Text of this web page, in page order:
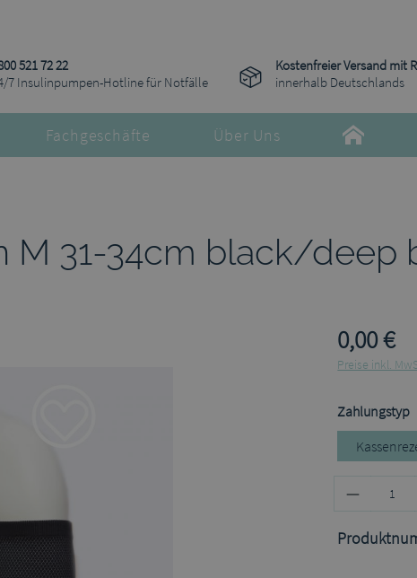
521 72 22
7 Insulinpumpen-Hotline für Notfälle
Kostenfreier Versand mit
innerhalb Deutschlands
Fachgeschäfte Über Uns
M 31-34cm black/deep
0,00 €
Preise inkl.
Zahlungstyp